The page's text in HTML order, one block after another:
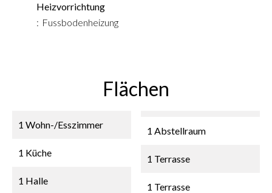
Heizvorrichtung
Fussbodenheizung
Flächen
1 Wohn-/Esszimmer
1 Küche
1 Halle
1 Abstellraum
1 Terrasse
1 Terrasse